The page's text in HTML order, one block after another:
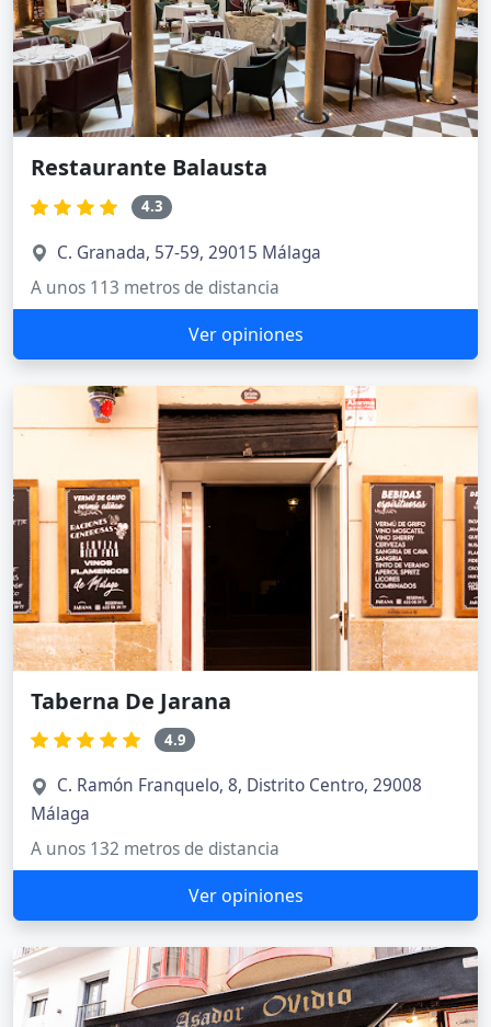
Restaurante Balausta
4.3
C. Granada, 57-59, 29015 Málaga
A unos 113 metros de distancia
Ver opiniones
Taberna De Jarana
4.9
C. Ramón Franquelo, 8, Distrito Centro, 29008
Málaga
A unos 132 metros de distancia
Ver opiniones